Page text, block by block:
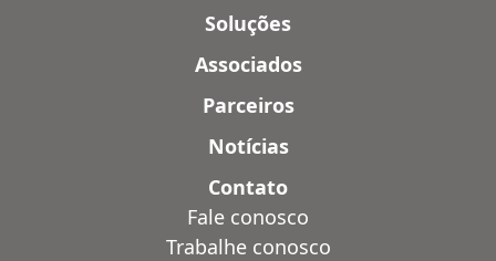
Soluções
Associados
Parceiros
Notícias
Contato
Fale conosco
Trabalhe conosco